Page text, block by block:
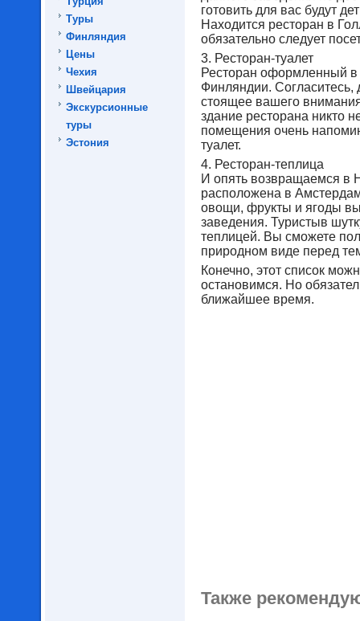
Туры
Финляндия
Цены
Чехия
Швейцария
Экскурсионные
туры
Эстония
готовить для вас будут
Находится ресторан в
обязательно следует
3. Ресторан-туалет
Ресторан оформленный в
Финляндии. Согласитесь,
стоящее вашего
здание ресторана никто
помещения очень
туалет.
4. Ресторан-теплица
И опять возвращаемся в
расположена в
овощи, фрукты и ягоды
заведения. Туристыв
теплицей. Вы сможете
природном виде перед
Конечно, этот список
остановимся. Но
ближайшее время.
Также